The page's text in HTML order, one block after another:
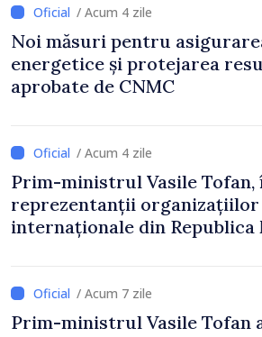
/ Acum 4 zile
Noi măsuri pentru
energetice și protejarea
aprobate de CNMC
/ Acum 4 zile
Prim-ministrul Vasile Tofan,
reprezentanții
internaționale din Republica
/ Acum 7 zile
Prim-ministrul Vasile Tofan